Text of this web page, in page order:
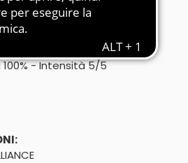
DI VENDITA:
MACINATO
- Intensità 5/5